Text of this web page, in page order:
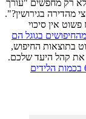
רק מחפשים "עורך
מהדירה בגירושין?".
אין סיכוי
מחקרים מראים ש-80% מהחיפושים בגוגל הם
בתוצאות החיפוש,
את קהל היעד שלכם.
משרדים שעושים את זה נכון רואים עלייה של 67% בכמות הלידים